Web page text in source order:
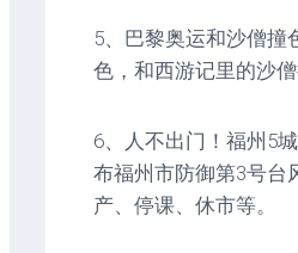
5、巴黎奥运和沙僧撞
色，和西游记里的沙僧
6、人不出门！福州5
布福州市防御第3号台
产、停课、休市等。